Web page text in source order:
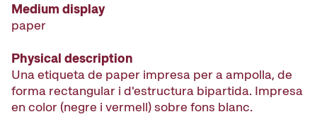
Medium display
paper
Physical description
Una etiqueta de paper impresa per a ampolla, de
forma rectangular i d'estructura bipartida. Impresa
en color (negre i vermell) sobre fons blanc.